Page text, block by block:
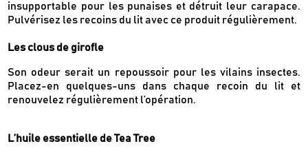
insupportable pour les punaises et détruit leur carapace.
Pulvérisez les recoins du lit avec ce produit régulièrement.
Les clous de girofle
Son odeur serait un repoussoir pour les vilains insectes.
Placez-en quelques-uns dans chaque recoin du lit et
renouvelez régulièrement l’opération.
L’huile essentielle de Tea Tree